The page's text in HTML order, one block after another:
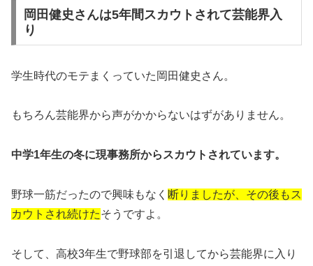
岡田健史さんは5年間スカウトされて芸能界入
り
学生時代のモテまくっていた岡田健史さん。
もちろん芸能界から声がかからないはずがありません。
中学1年生の冬に現事務所からスカウトされています。
野球一筋だったので興味もなく 断りましたが、その後もス
カウトされ続けたそうですよ。
そして、高校3年生で野球部を引退してから芸能界に入り